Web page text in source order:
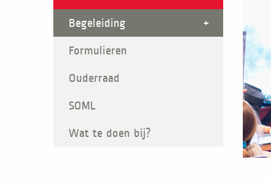
Begeleiding
Formulieren
Ouderraad
SOML
Wat te doen bij?